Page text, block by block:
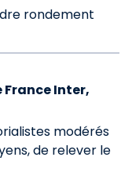
rondement
France Inter,
modérés
de relever le